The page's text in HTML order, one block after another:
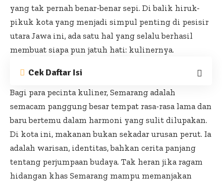
yang tak pernah benar-benar sepi. Di balik hiruk-
pikuk kota yang menjadi simpul penting di pesisir
utara Jawa ini, ada satu hal yang selalu berhasil
membuat siapa pun jatuh hati: kulinernya.
Cek Daftar Isi
Bagi para pecinta kuliner, Semarang adalah
semacam panggung besar tempat rasa-rasa lama dan
baru bertemu dalam harmoni yang sulit dilupakan.
Di kota ini, makanan bukan sekadar urusan perut. Ia
adalah warisan, identitas, bahkan cerita panjang
tentang perjumpaan budaya. Tak heran jika ragam
hidangan khas Semarang mampu memanjakan